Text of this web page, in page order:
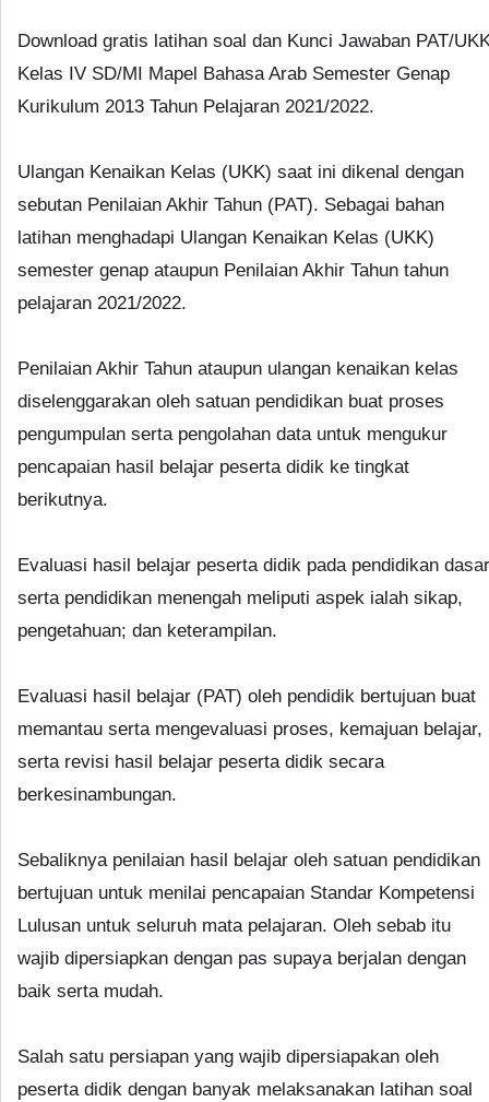
Download gratis latihan soal dan Kunci Jawaban PAT/
Kelas IV SD/MI Mapel Bahasa Arab Semester Genap
Kurikulum 2013 Tahun Pelajaran 2021/2022.
Ulangan Kenaikan Kelas (UKK) saat ini dikenal dengan
sebutan Penilaian Akhir Tahun (PAT). Sebagai bahan
latihan menghadapi Ulangan Kenaikan Kelas (UKK)
semester genap ataupun Penilaian Akhir Tahun tahun
pelajaran 2021/2022.
Penilaian Akhir Tahun ataupun ulangan kenaikan kelas
diselenggarakan oleh satuan pendidikan buat proses
pengumpulan serta pengolahan data untuk mengukur
pencapaian hasil belajar peserta didik ke tingkat
berikutnya.
Evaluasi hasil belajar peserta didik pada pendidikan dasar
serta pendidikan menengah meliputi aspek ialah sikap,
pengetahuan; dan keterampilan.
Evaluasi hasil belajar (PAT) oleh pendidik bertujuan buat
memantau serta mengevaluasi proses, kemajuan belajar,
serta revisi hasil belajar peserta didik secara
berkesinambungan.
Sebaliknya penilaian hasil belajar oleh satuan pendidikan
bertujuan untuk menilai pencapaian Standar Kompetensi
Lulusan untuk seluruh mata pelajaran. Oleh sebab itu
wajib dipersiapkan dengan pas supaya berjalan dengan
baik serta mudah.
Salah satu persiapan yang wajib dipersiapakan oleh
peserta didik dengan banyak melaksanakan latihan soal